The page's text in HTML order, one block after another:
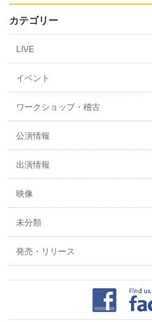
カテゴリー
LIVE
イベント
ワークショップ・稽古
公演情報
出演情報
映像
未分類
発売・リリース